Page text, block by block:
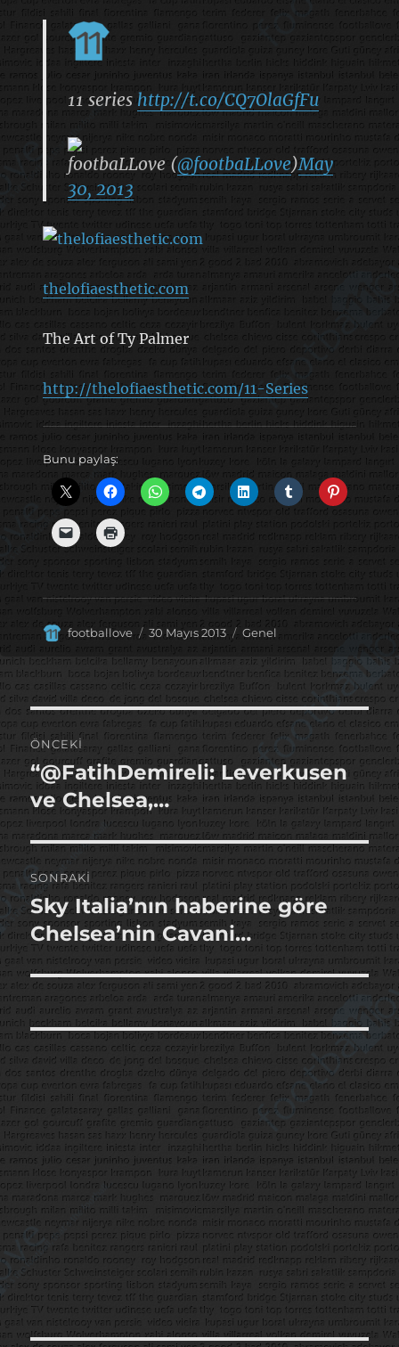
11 series http://t.co/CQ7OlaGfFu
footbaLLove (@footbaLLove)May
30, 2013
thelofiaesthetic.com
The Art of Ty Palmer
http://thelofiaesthetic.com/11-Series
Bunu paylaş:
Yazar
footballove
Yayın
30 Mayıs 2013 Kategoriler
Genel
Yazı
gezinmesi
ÖNCEKI
Önceki
yazı:
“@FatihDemireli: Leverkusen
ve Chelsea,…
SONRAKI
Sonraki
yazı:
Sky Italia’nın haberine göre
Chelsea’nin Cavani…